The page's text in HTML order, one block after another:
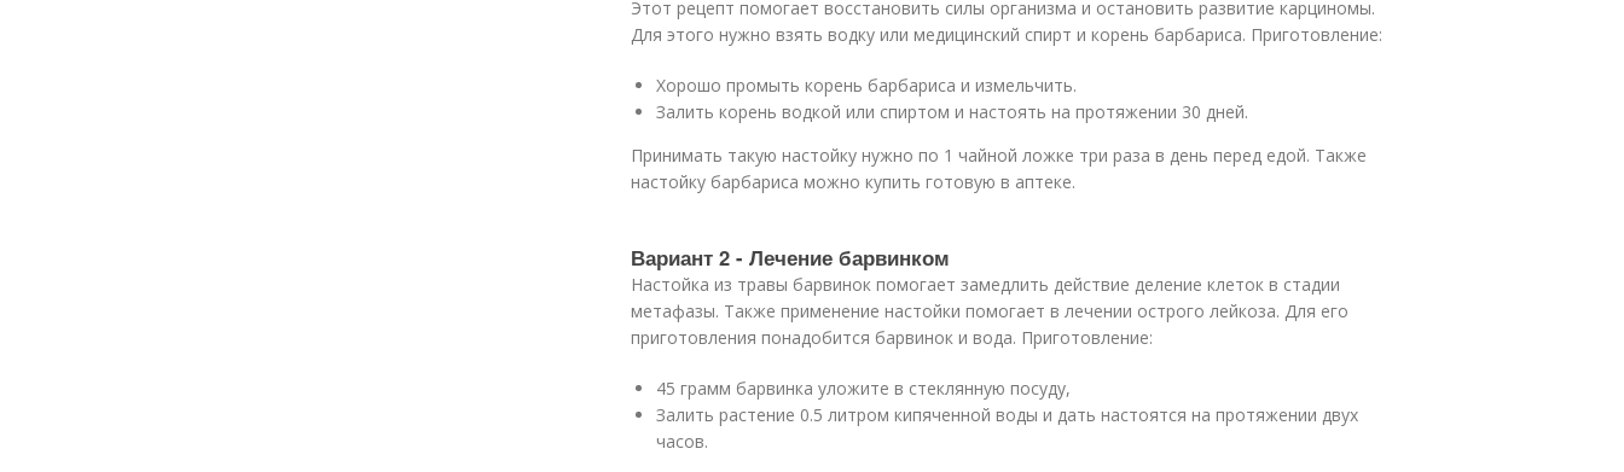
Этот рецепт помогает восстановить силы организма и остановить развитие карциномы.
Для этого нужно взять водку или медицинский спирт и корень барбариса. Приготовление:
Хорошо промыть корень барбариса и измельчить.
Залить корень водкой или спиртом и настоять на протяжении 30 дней.
Принимать такую настойку нужно по 1 чайной ложке три раза в день перед едой. Также
настойку барбариса можно купить готовую в аптеке.
Вариант 2 - Лечение барвинком
Настойка из травы барвинок помогает замедлить действие деление клеток в стадии
метафазы. Также применение настойки помогает в лечении острого лейкоза. Для его
приготовления понадобится барвинок и вода. Приготовление:
45 грамм барвинка уложите в стеклянную посуду,
Залить растение 0.5 литром кипяченной воды и дать настоятся на протяжении двух
часов.